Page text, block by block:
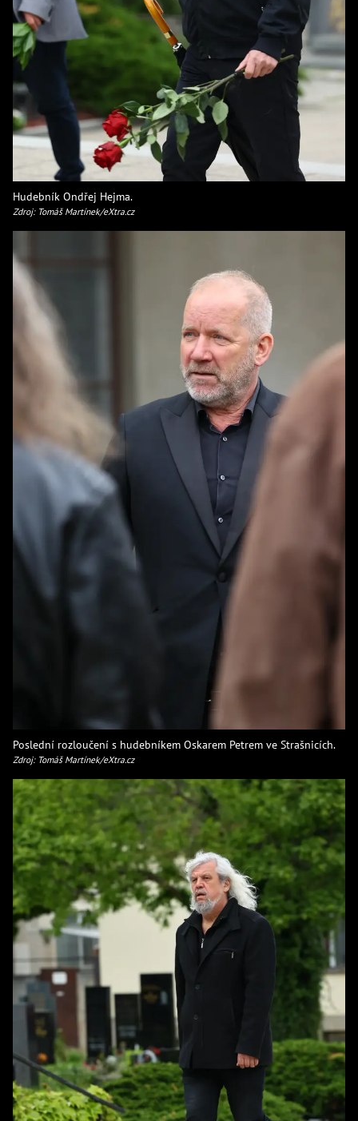
Hudebník Ondřej Hejma.
Zdroj: Tomáš Martínek/eXtra.cz
Poslední rozloučení s hudebníkem Oskarem Petrem ve Strašnicích.
Zdroj: Tomáš Martínek/eXtra.cz